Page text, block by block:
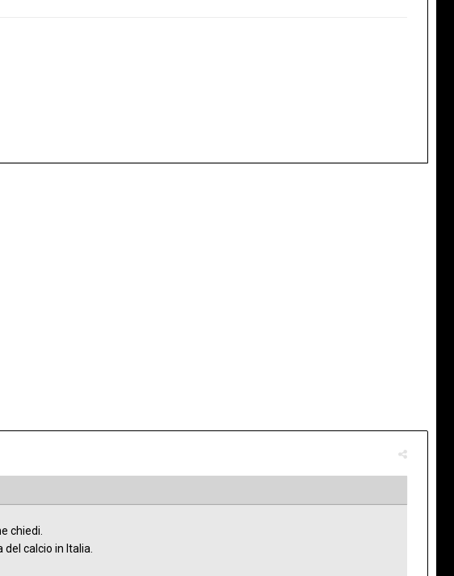
chiedi.
calcio in Italia.